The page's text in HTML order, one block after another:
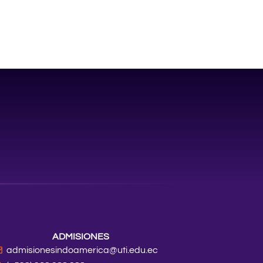
ADMISIONES
admisionesindoamerica@uti.edu.ec